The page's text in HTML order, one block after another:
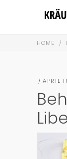
HOME /
APRIL